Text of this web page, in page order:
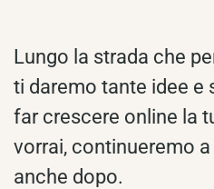
Lungo la strada che
ti daremo tante idee e
far crescere online la
vorrai, continueremo
anche dopo.